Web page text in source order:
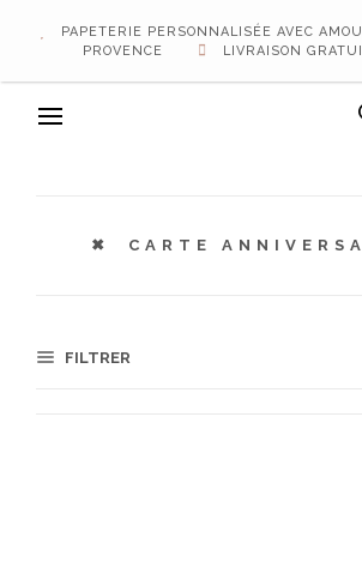
PAPETERIE PERSONNALISÉE AVEC
PROVENCE
LIVRAISON
CARTE
FILTRER